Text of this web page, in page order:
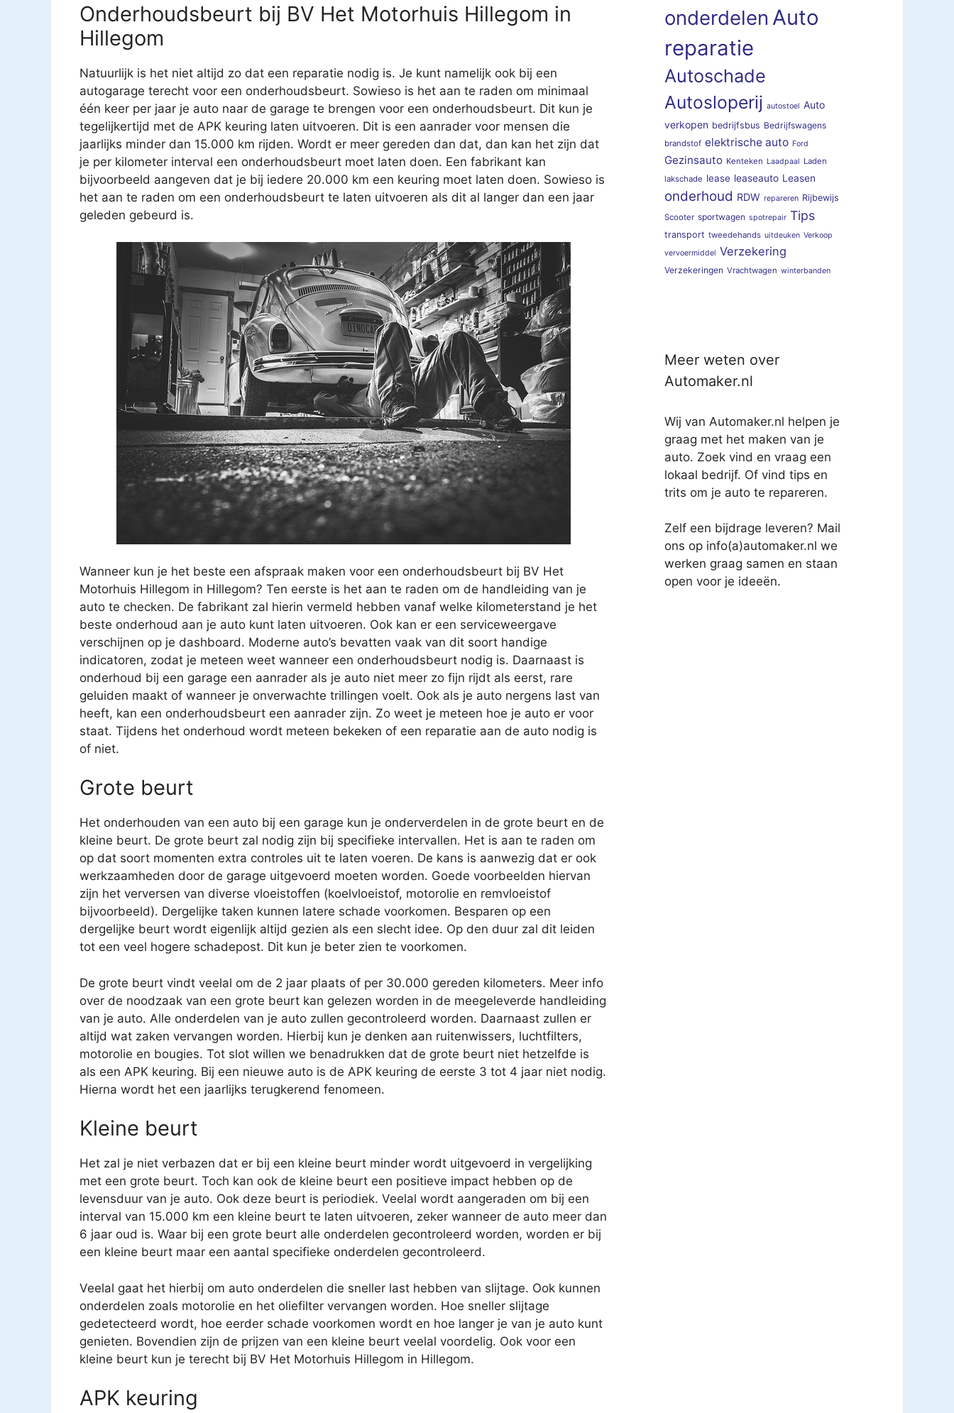
Onderhoudsbeurt bij BV Het Motorhuis Hillegom in
Hillegom
Natuurlijk is het niet altijd zo dat een reparatie nodig is. Je kunt namelijk ook bij een
autogarage terecht voor een onderhoudsbeurt. Sowieso is het aan te raden om minimaal
één keer per jaar je auto naar de garage te brengen voor een onderhoudsbeurt. Dit kun je
tegelijkertijd met de APK keuring laten uitvoeren. Dit is een aanrader voor mensen die
jaarlijks minder dan 15.000 km rijden. Wordt er meer gereden dan dat, dan kan het zijn dat
je per kilometer interval een onderhoudsbeurt moet laten doen. Een fabrikant kan
bijvoorbeeld aangeven dat je bij iedere 20.000 km een keuring moet laten doen. Sowieso is
het aan te raden om een onderhoudsbeurt te laten uitvoeren als dit al langer dan een jaar
geleden gebeurd is.
Wanneer kun je het beste een afspraak maken voor een onderhoudsbeurt bij BV Het
Motorhuis Hillegom in Hillegom? Ten eerste is het aan te raden om de handleiding van je
auto te checken. De fabrikant zal hierin vermeld hebben vanaf welke kilometerstand je het
beste onderhoud aan je auto kunt laten uitvoeren. Ook kan er een serviceweergave
verschijnen op je dashboard. Moderne auto’s bevatten vaak van dit soort handige
indicatoren, zodat je meteen weet wanneer een onderhoudsbeurt nodig is. Daarnaast is
onderhoud bij een garage een aanrader als je auto niet meer zo fijn rijdt als eerst, rare
geluiden maakt of wanneer je onverwachte trillingen voelt. Ook als je auto nergens last van
heeft, kan een onderhoudsbeurt een aanrader zijn. Zo weet je meteen hoe je auto er voor
staat. Tijdens het onderhoud wordt meteen bekeken of een reparatie aan de auto nodig is
of niet.
Grote beurt
Het onderhouden van een auto bij een garage kun je onderverdelen in de grote beurt en de
kleine beurt. De grote beurt zal nodig zijn bij specifieke intervallen. Het is aan te raden om
op dat soort momenten extra controles uit te laten voeren. De kans is aanwezig dat er ook
werkzaamheden door de garage uitgevoerd moeten worden. Goede voorbeelden hiervan
zijn het verversen van diverse vloeistoffen (koelvloeistof, motorolie en remvloeistof
bijvoorbeeld). Dergelijke taken kunnen latere schade voorkomen. Besparen op een
dergelijke beurt wordt eigenlijk altijd gezien als een slecht idee. Op den duur zal dit leiden
tot een veel hogere schadepost. Dit kun je beter zien te voorkomen.
De grote beurt vindt veelal om de 2 jaar plaats of per 30.000 gereden kilometers. Meer info
over de noodzaak van een grote beurt kan gelezen worden in de meegeleverde handleiding
van je auto. Alle onderdelen van je auto zullen gecontroleerd worden. Daarnaast zullen er
altijd wat zaken vervangen worden. Hierbij kun je denken aan ruitenwissers, luchtfilters,
motorolie en bougies. Tot slot willen we benadrukken dat de grote beurt niet hetzelfde is
als een APK keuring. Bij een nieuwe auto is de APK keuring de eerste 3 tot 4 jaar niet nodig.
Hierna wordt het een jaarlijks terugkerend fenomeen.
Kleine beurt
Het zal je niet verbazen dat er bij een kleine beurt minder wordt uitgevoerd in vergelijking
met een grote beurt. Toch kan ook de kleine beurt een positieve impact hebben op de
levensduur van je auto. Ook deze beurt is periodiek. Veelal wordt aangeraden om bij een
interval van 15.000 km een kleine beurt te laten uitvoeren, zeker wanneer de auto meer dan
6 jaar oud is. Waar bij een grote beurt alle onderdelen gecontroleerd worden, worden er bij
een kleine beurt maar een aantal specifieke onderdelen gecontroleerd.
Veelal gaat het hierbij om auto onderdelen die sneller last hebben van slijtage. Ook kunnen
onderdelen zoals motorolie en het oliefilter vervangen worden. Hoe sneller slijtage
gedetecteerd wordt, hoe eerder schade voorkomen wordt en hoe langer je van je auto kunt
genieten. Bovendien zijn de prijzen van een kleine beurt veelal voordelig. Ook voor een
kleine beurt kun je terecht bij BV Het Motorhuis Hillegom in Hillegom.
APK keuring
onderdelen Auto
reparatie
Autoschade
Autosloperij autostoel Auto
verkopen bedrijfsbus Bedrijfswagens
brandstof elektrische auto Ford
Gezinsauto Kenteken Laadpaal Laden
lakschade lease leaseauto Leasen
onderhoud RDW repareren Rijbewijs
Scooter sportwagen spotrepair Tips
transport tweedehands uitdeuken Verkoop
vervoermiddel Verzekering
Verzekeringen Vrachtwagen winterbanden
Meer weten over
Automaker.nl
Wij van Automaker.nl helpen je
graag met het maken van je
auto. Zoek vind en vraag een
lokaal bedrijf. Of vind tips en
trits om je auto te repareren.
Zelf een bijdrage leveren? Mail
ons op info(a)automaker.nl we
werken graag samen en staan
open voor je ideeën.